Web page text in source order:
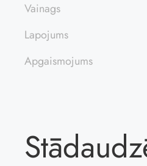
Vainags
Lapojums
Apgaismojums